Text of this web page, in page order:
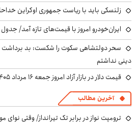
زلنسکی باید با ریاست جمهوری اوکراین
ایران‌خودرو امروز با قیمت‌های تازه آمد/ جدول جمعه ۱۶
سحر دولتشاهی سکوت را شکست: بد برداشت
دینی نداشتم
قیمت دلار در بازار آزاد امروز جمعه ۱۶ مرداد ۱۴۰۵/ قیمت‌ها ریخت؟ +جدول
آخرین مطالب
ترومپت نواز در برابر تک تیرانداز/ وقتی